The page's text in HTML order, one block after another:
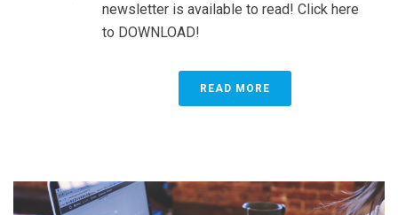
newsletter is available to read! Click here
to DOWNLOAD!
READ MORE